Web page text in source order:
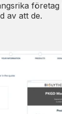
av att de.